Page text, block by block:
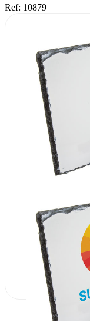
Ref: 10879